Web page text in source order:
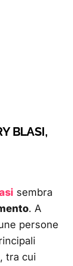
BLASI,
sembra
. A
persone
tra cui